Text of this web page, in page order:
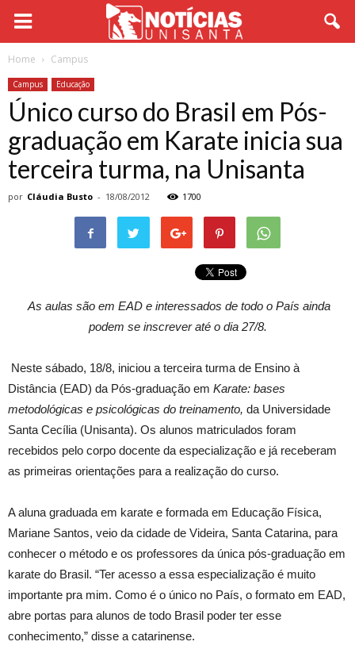
Home Campus
Campus Educação
Único curso do Brasil em Pós-
graduação em Karate inicia sua
terceira turma, na Unisanta
por Cláudia Busto - 18/08/2012 1700
As aulas são em EAD e interessados de todo o País ainda
podem se inscrever até o dia 27/8.
Neste sábado, 18/8, iniciou a terceira turma de Ensino à
Distância (EAD) da Pós-graduação em Karate: bases
metodológicas e psicológicas do treinamento, da Universidade
Santa Cecília (Unisanta). Os alunos matriculados foram
recebidos pelo corpo docente da especialização e já receberam
as primeiras orientações para a realização do curso.
A aluna graduada em karate e formada em Educação Física,
Mariane Santos, veio da cidade de Videira, Santa Catarina, para
conhecer o método e os professores da única pós-graduação em
karate do Brasil. “Ter acesso a essa especialização é muito
importante pra mim. Como é o único no País, o formato em EAD,
abre portas para alunos de todo Brasil poder ter esse
conhecimento,” disse a catarinense.